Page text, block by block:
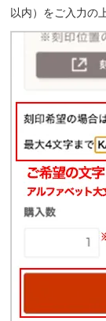
以内）をご入力の